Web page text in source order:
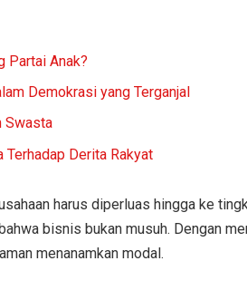
Partai Anak?
Demokrasi yang Terganjal
Swasta
Derita Rakyat
harus diperluas hingga ke
bisnis bukan musuh. Dengan
menanamkan modal.